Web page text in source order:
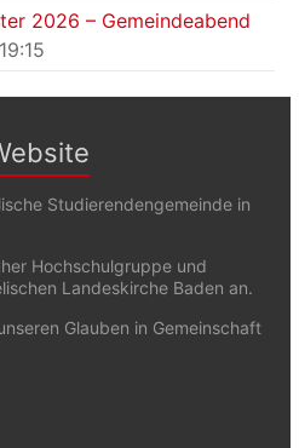
2026 – Gemeindeabend
Studierendengemeinde in
Hochschulgruppe und
Landeskirche Baden an.
Glauben in Gemeinschaft